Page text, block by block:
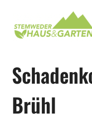
springen
Brühl